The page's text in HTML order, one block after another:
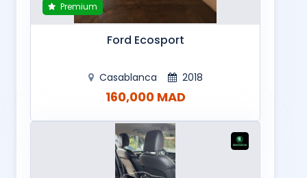
Premium
Ford Ecosport
Casablanca 2018
160,000 MAD